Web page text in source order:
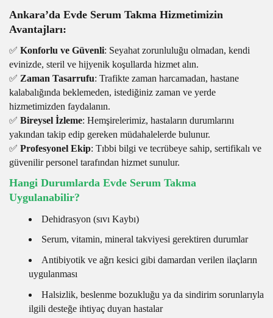
Ankara’da Evde Serum Takma Hizmetimizin
Avantajları:
✅ Konforlu ve Güvenli: Seyahat zorunluluğu olmadan, kendi
evinizde, steril ve hijyenik koşullarda hizmet alın.
✅ Zaman Tasarrufu: Trafikte zaman harcamadan, hastane
kalabalığında beklemeden, istediğiniz zaman ve yerde
hizmetimizden faydalanın.
✅ Bireysel İzleme: Hemşirelerimiz, hastaların durumlarını
yakından takip edip gereken müdahalelerde bulunur.
✅ Profesyonel Ekip: Tıbbi bilgi ve tecrübeye sahip, sertifikalı ve
güvenilir personel tarafından hizmet sunulur.
Hangi Durumlarda Evde Serum Takma
Uygulanabilir?
Dehidrasyon (sıvı Kaybı)
Serum, vitamin, mineral takviyesi gerektiren durumlar
Antibiyotik ve ağrı kesici gibi damardan verilen ilaçların
uygulanması
Halsizlik, beslenme bozukluğu ya da sindirim sorunlarıyla
ilgili desteğe ihtiyaç duyan hastalar